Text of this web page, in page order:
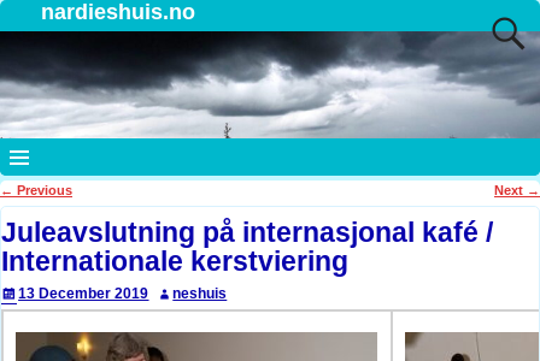
nardieshuis.no
Post navigation
← Previous Next →
Juleavslutning på internasjonal kafé /
Internationale kerstviering
13 December 2019 neshuis